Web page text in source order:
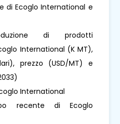
di Ecoglo International e
di prodotti
International (K MT),
prezzo (USD/MT) e
International
recente di Ecoglo